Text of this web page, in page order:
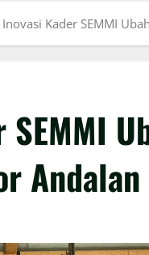
Inovasi Kader SEMMI
Andalan